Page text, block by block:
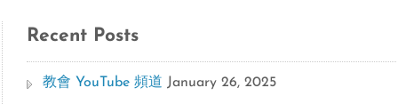
Recent Posts
教會 YouTube 頻道 January 26, 2025